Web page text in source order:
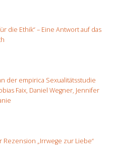
die Ethik“ – Eine Antwort auf das
der empirica Sexualitätsstudie
Faix, Daniel Wegner, Jennifer
„Irrwege zur Liebe“